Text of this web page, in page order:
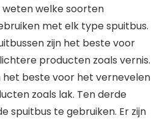
welke soorten
met elk type spuitbus.
zijn het beste voor
producten zoals vernis.
het beste voor het vernevelen
zoals lak. Ten derde
spuitbus te gebruiken. Er zijn